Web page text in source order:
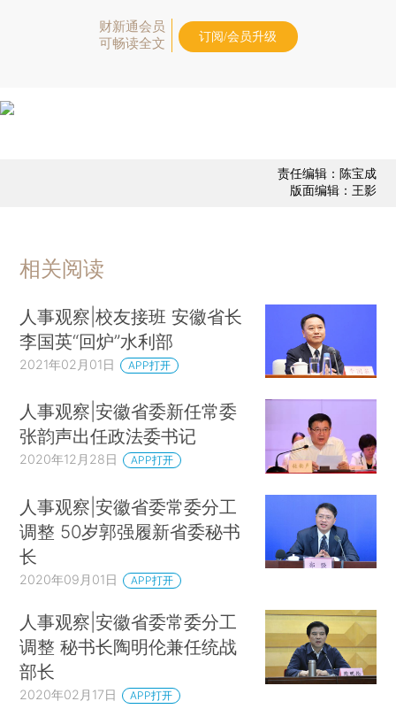
财新通会员
可畅读全文
订阅/会员升级
责任编辑：陈宝成
版面编辑：王影
相关阅读
人事观察|校友接班 安徽省长
李国英“回炉”水利部
2021年02月01日 APP打开
人事观察|安徽省委新任常委
张韵声出任政法委书记
2020年12月28日 APP打开
人事观察|安徽省委常委分工
调整 50岁郭强履新省委秘书
长
2020年09月01日 APP打开
人事观察|安徽省委常委分工
调整 秘书长陶明伦兼任统战
部长
2020年02月17日 APP打开